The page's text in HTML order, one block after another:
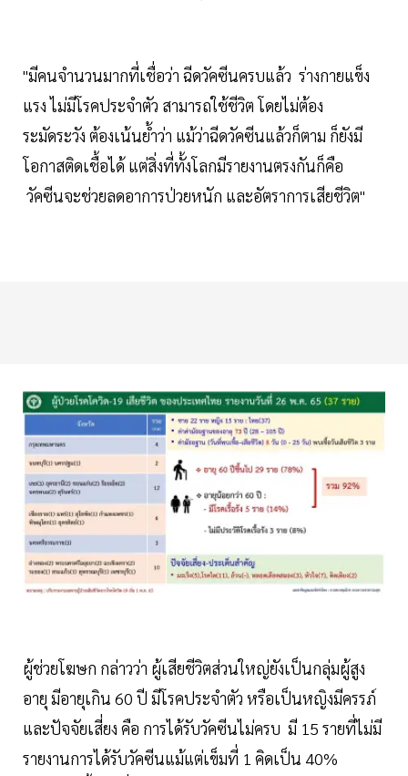
"มีคนจำนวนมากที่เชื่อว่า ฉีดวัคซีนครบแล้ว ร่างกายแข็ง
แรง ไม่มีโรคประจำตัว สามารถใช้ชีวิต โดยไม่ต้อง
ระมัดระวัง ต้องเน้นย้ำว่า แม้ว่าฉีดวัคซีนแล้วก็ตาม ก็ยังมี
โอกาสติดเชื้อได้ แต่สิ่งที่ทั้งโลกมีรายงานตรงกันก็คือ
วัคซีนจะช่วยลดอาการป่วยหนัก และอัตราการเสียชีวิต"
ผู้ช่วยโฆษก กล่าวว่า ผู้เสียชีวิตส่วนใหญ่ยังเป็นกลุ่มผู้สูง
อายุ มีอายุเกิน 60 ปี มีโรคประจำตัว หรือเป็นหญิงมีครรภ์
และปัจจัยเสี่ยง คือ การได้รับวัคซีนไม่ครบ มี 15 รายที่ไม่มี
รายงานการได้รับวัคซีนแม้แต่เข็มที่ 1 คิดเป็น 40%